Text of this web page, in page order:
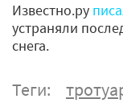
Известно.ру
устраняли
снега.
Теги: